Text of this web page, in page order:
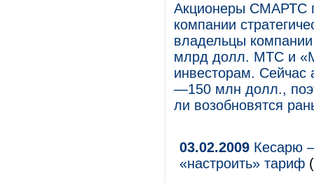
Акционеры СМАРТС
компании
владельцы
млрд долл. МТС и
инвесторам.
—150 млн долл.,
ли возобновятся
03.02.2009 Кесарю
«настроить» тариф